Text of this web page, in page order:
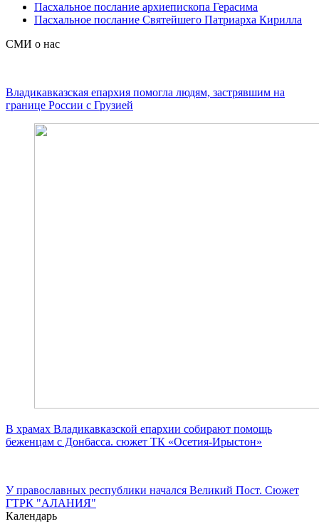
Пасхальное послание архиепископа Герасима
Пасхальное послание Святейшего Патриарха Кирилла
СМИ о нас
Владикавказская епархия помогла людям, застрявшим на
границе России с Грузией
В храмах Владикавказской епархии собирают помощь
беженцам с Донбасса. сюжет ТК «Осетия-Ирыстон»
У православных республики начался Великий Пост. Сюжет
ГТРК "АЛАНИЯ"
Календарь